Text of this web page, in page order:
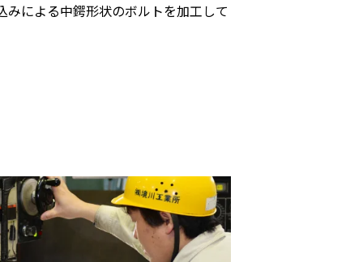
による中鍔形状のボルトを加工して